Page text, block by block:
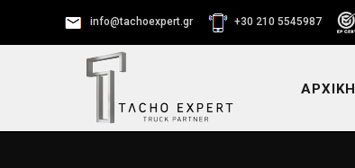
info@tachoexpert.gr +30 210 5545987
ΑΡΧΙΚΗ